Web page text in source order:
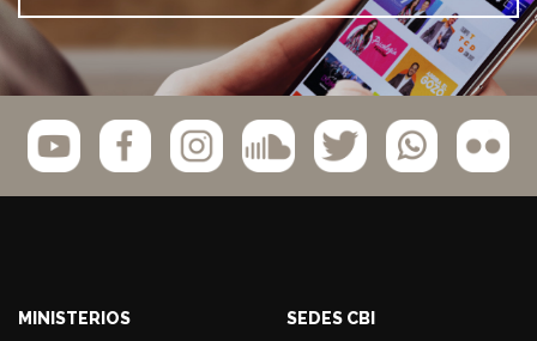
MINISTERIOS
SEDES CBI